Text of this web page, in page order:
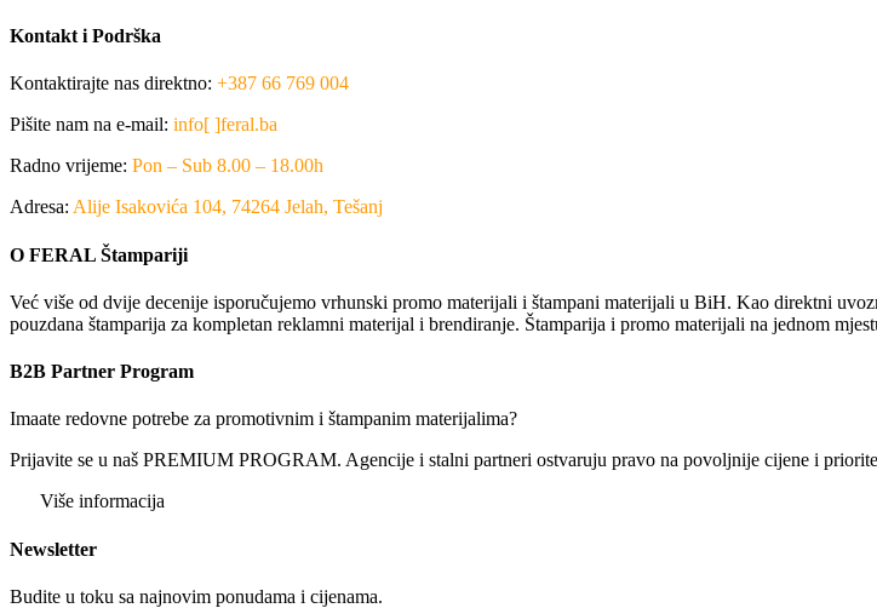
Kontakt i Podrška
Kontaktirajte nas direktno: +387 66 769 004
Pišite nam na e-mail: info[ ]feral.ba
Radno vrijeme: Pon – Sub 8.00 – 18.00h
Adresa: Alije Isakovića 104, 74264 Jelah, Tešanj
O FERAL Štampariji
Već više od dvije decenije isporučujemo vrhunski promo materijali i štampani materijali u BiH. Kao direktni
pouzdana štamparija za kompletan reklamni materijal i brendiranje. Štamparija i promo materijali na jednom
B2B Partner Program
Imaate redovne potrebe za promotivnim i štampanim materijalima?
Prijavite se u naš PREMIUM PROGRAM. Agencije i stalni partneri ostvaruju pravo na povoljnije cijene i
Više informacija
Newsletter
Budite u toku sa najnovim ponudama i cijenama.